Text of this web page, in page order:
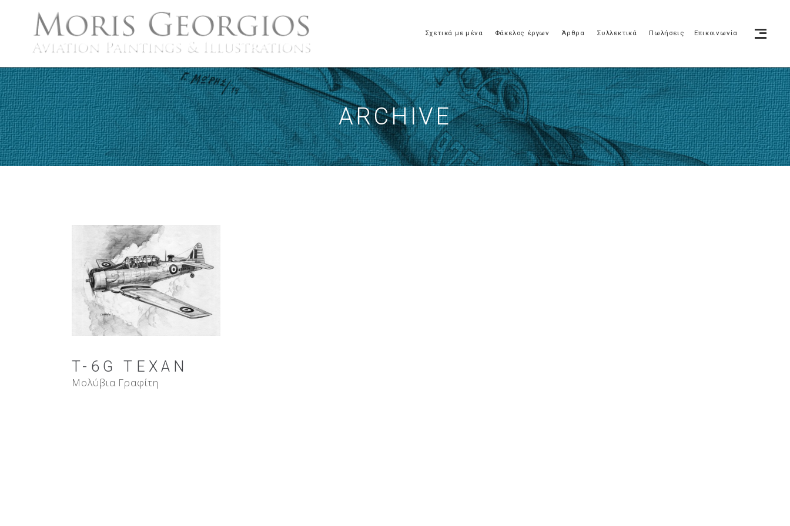
Σχετικά με μένα Φάκελος έργων Άρθρα Συλλεκτικά Πωλήσεις Επικοινωνία
ARCHIVE
T-6G TEXAN
Μολύβια Γραφίτη